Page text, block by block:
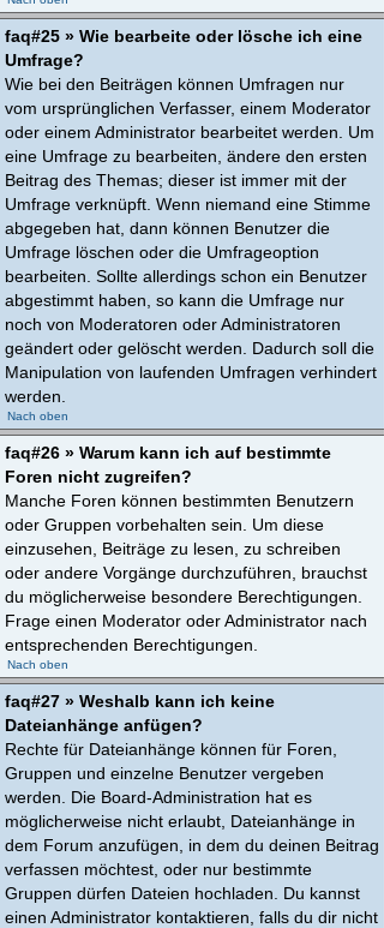
faq#25 » Wie bearbeite oder lösche ich eine
Umfrage?
Wie bei den Beiträgen können Umfragen nur
vom ursprünglichen Verfasser, einem Moderator
oder einem Administrator bearbeitet werden. Um
eine Umfrage zu bearbeiten, ändere den ersten
Beitrag des Themas; dieser ist immer mit der
Umfrage verknüpft. Wenn niemand eine Stimme
abgegeben hat, dann können Benutzer die
Umfrage löschen oder die Umfrageoption
bearbeiten. Sollte allerdings schon ein Benutzer
abgestimmt haben, so kann die Umfrage nur
noch von Moderatoren oder Administratoren
geändert oder gelöscht werden. Dadurch soll die
Manipulation von laufenden Umfragen verhindert
werden.
Nach oben
faq#26 » Warum kann ich auf bestimmte
Foren nicht zugreifen?
Manche Foren können bestimmten Benutzern
oder Gruppen vorbehalten sein. Um diese
einzusehen, Beiträge zu lesen, zu schreiben
oder andere Vorgänge durchzuführen, brauchst
du möglicherweise besondere Berechtigungen.
Frage einen Moderator oder Administrator nach
entsprechenden Berechtigungen.
Nach oben
faq#27 » Weshalb kann ich keine
Dateianhänge anfügen?
Rechte für Dateianhänge können für Foren,
Gruppen und einzelne Benutzer vergeben
werden. Die Board-Administration hat es
möglicherweise nicht erlaubt, Dateianhänge in
dem Forum anzufügen, in dem du deinen Beitrag
verfassen möchtest, oder nur bestimmte
Gruppen dürfen Dateien hochladen. Du kannst
einen Administrator kontaktieren, falls du dir nicht